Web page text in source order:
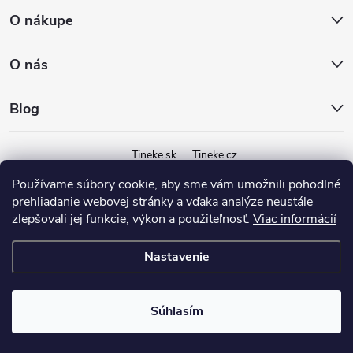
Používame súbory cookie, aby sme vám umožnili pohodlné
prehliadanie webovej stránky a vďaka analýze neustále
zlepšovali jej funkcie, výkon a použiteľnosť. Viac informácií
Nastavenie
Súhlasím
O nákupe
O nás
Blog
Tineke.sk Tineke.cz
Copyright 2026Tineke.sk. Všetky práva vyhradené.